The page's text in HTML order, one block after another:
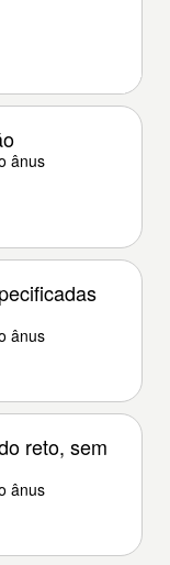
ânus
ânus
reto, sem
ânus